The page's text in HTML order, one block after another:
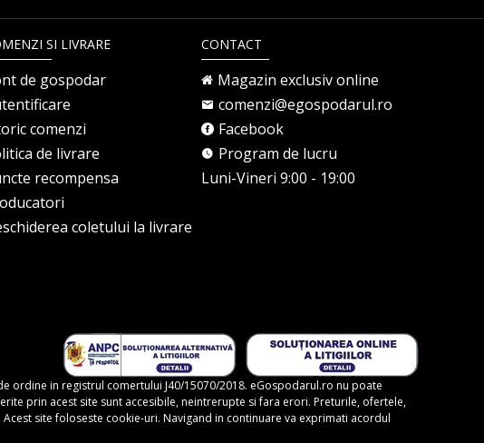
SI LIVRARE
de gospodar
comenzi
de livrare
recompensa
coletului la livrare
CONTACT
Magazin exclusiv online
comenzi@egospodarul.ro
Facebook
Program de lucru
Luni-Vineri 9:00 - 19:00
ordine in registrul comertului J40/15070/2018. eGospodarul.ro nu poate
prin acest site sunt accesibile, neintrerupte si fara erori. Preturile, ofertele,
site foloseste cookie-uri. Navigand in continuare va exprimati acordul